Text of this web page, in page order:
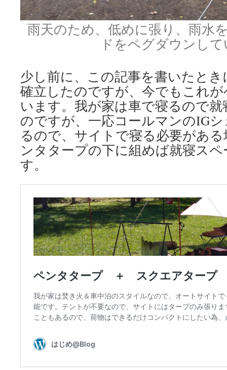
雨天のため、低めに張り、雨水
ドをペグダウンし
少し前に、この記事を書いたと
確立したのですが、今でもこれ
います。我が家は車で寝るので
のですが、一応コールマンのIG
るので、サイトで寝る必要があ
ンタタープの下に組めば就寝ス
す。